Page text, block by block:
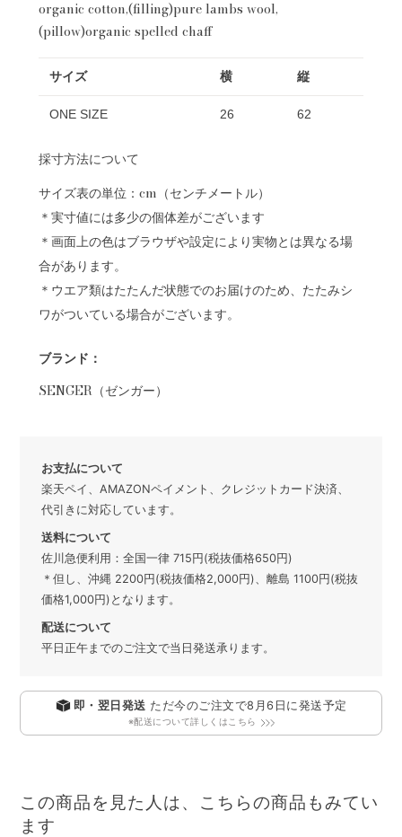
organic cotton,(filling)pure lambs wool,
(pillow)organic spelled chaff
サイズ 横 縦
ONE SIZE 26 62
採寸方法について
サイズ表の単位：cm（センチメートル）
＊実寸値には多少の個体差がございます
＊画面上の色はブラウザや設定により実物とは異なる場
合があります。
＊ウエア類はたたんだ状態でのお届けのため、たたみシ
ワがついている場合がございます。
ブランド：
SENGER（ゼンガー）
お支払について
楽天ペイ、AMAZONペイメント、クレジットカード決済、
代引きに対応しています。
送料について
佐川急便利用：全国一律 715円(税抜価格650円)
＊但し、沖縄 2200円(税抜価格2,000円)、離島 1100円(税抜
価格1,000円)となります。
配送について
平日正午までのご注文で当日発送承ります。
即・翌日発送 ただ今のご注文で8月6日 に発送予定
※配送について詳しくはこちら
この商品を見た人は、こちらの商品もみてい
ます